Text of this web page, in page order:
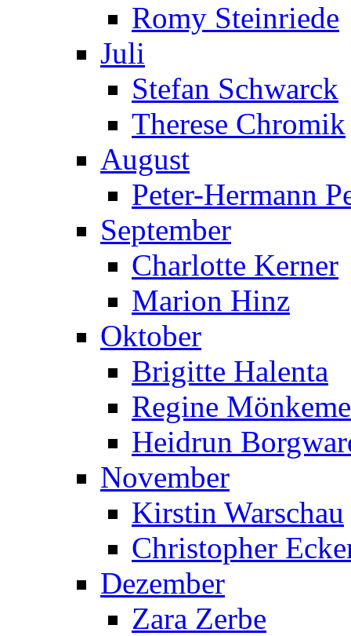
Romy Steinriede
Juli
Stefan Schwarck
Therese Chromik
August
Peter-Hermann
September
Charlotte Kerner
Marion Hinz
Oktober
Brigitte Halenta
Regine
Heidrun
November
Kirstin Warschau
Christopher
Dezember
Zara Zerbe